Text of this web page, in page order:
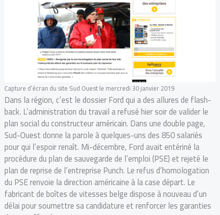
Capture d’écran du site Sud Ouest le mercredi 30 janvier 2019
Dans la région, c’est le dossier Ford qui a des allures de flash-
back. L’administration du travail a refusé hier soir de valider le
plan social du constructeur américain. Dans une double page,
Sud-Ouest donne la parole à quelques-uns des 850 salariés
pour qui l’espoir renaît. Mi-décembre, Ford avait entériné la
procédure du plan de sauvegarde de l’emploi (PSE) et rejeté le
plan de reprise de l’entreprise Punch. Le refus d’homologation
du PSE renvoie la direction américaine à la case départ. Le
fabricant de boîtes de vitesses belge dispose à nouveau d’un
délai pour soumettre sa candidature et renforcer les garanties